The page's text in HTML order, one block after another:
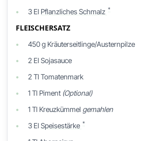
3 El Pflanzliches Schmalz *
FLEISCHERSATZ
450g Kräuterseitlinge/Austernpilze
2 El Sojasauce
2 Tl Tomatenmark
1 Tl Piment (Optional)
1 Tl Kreuzkümmel gemahlen
3 El Speisestärke *